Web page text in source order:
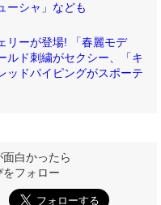
ーシャ」なども
リーが登場! 「春麗モデ
ルド刺繍がセクシー、「キ
ッドパイピングがスポーテ
面白かったら
をフォロー